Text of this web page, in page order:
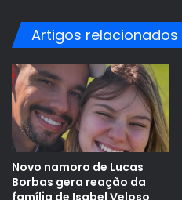
Artigos relacionados
Novo namoro de Lucas
Borbas gera reação da